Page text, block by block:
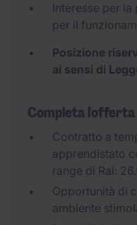
Interesse per
per il
Posizione
ai sensi di
Completa l'offerta
Contratto a
apprendistato
range di Ral:
Opportunità di
ambiente